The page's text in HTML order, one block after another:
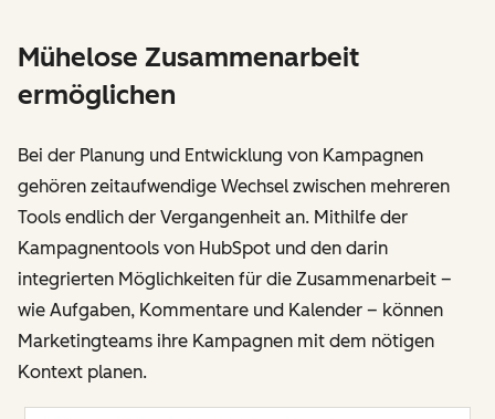
Mühelose Zusammenarbeit
ermöglichen
Bei der Planung und Entwicklung von Kampagnen
gehören zeitaufwendige Wechsel zwischen mehreren
Tools endlich der Vergangenheit an. Mithilfe der
Kampagnentools von HubSpot und den darin
integrierten Möglichkeiten für die Zusammenarbeit –
wie Aufgaben, Kommentare und Kalender – können
Marketingteams ihre Kampagnen mit dem nötigen
Kontext planen.